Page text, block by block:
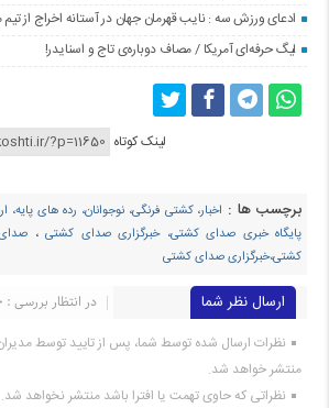
ادعای ورزش سه : نایب قهرمان جهان در آستانه اخراج از
لیگ حرفه‌ای آمریکا / مصاف دوباره‌ی تاج و اسنایدر!
لینک کوتاه
برچسب ها : اخبار، کشتی فرنگی، نوجوانان، رده های
پایگاه خبری صدای کشتی، خبرگزاری صدای کشتی،
کشتی،خبرگزاری صدای کشتی
ارسال نظر شما
در انتظار بررسی : 0
نظرات ارسال شده توسط شما، پس از تایید توسط
منتشر خواهد شد.
نظراتی که حاوی تهمت یا افترا باشد منتشر نخواهد شد.